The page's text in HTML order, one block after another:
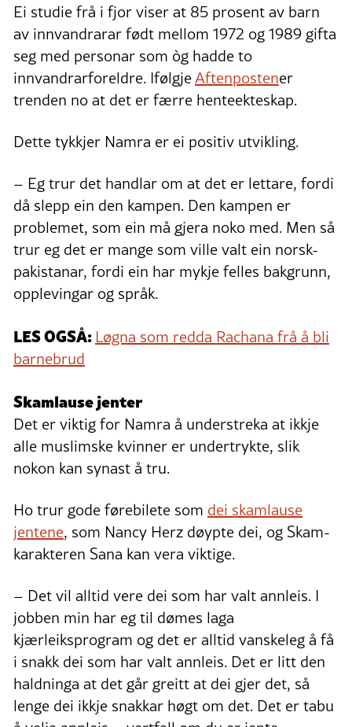
Ei studie frå i fjor viser at 85 prosent av barn
av innvandrarar født mellom 1972 og 1989 gifta
seg med personar som òg hadde to
innvandrarforeldre. IfølgjeAftenpostener
trenden no at det er færre henteekteskap.
Dette tykkjer Namra er ei positiv utvikling.
– Eg trur det handlar om at det er lettare, fordi
då slepp ein den kampen. Den kampen er
problemet, som ein må gjera noko med. Men så
trur eg det er mange som ville valt ein norsk-
pakistanar, fordi ein har mykje felles bakgrunn,
opplevingar og språk.
LES OGSÅ: Løgna som redda Rachana frå å bli
barnebrud
Skamlause jenter
Det er viktig for Namra å understreka at ikkje
alle muslimske kvinner er undertrykte, slik
nokon kan synast å tru.
Ho trur gode førebilete som dei skamlause
jentene, som Nancy Herz døypte dei, og Skam-
karakteren Sana kan vera viktige.
– Det vil alltid vere dei som har valt annleis. I
jobben min har eg til dømes laga
kjærleiksprogram og det er alltid vanskeleg å få
i snakk dei som har valt annleis. Det er litt den
haldninga at det går greitt at dei gjer det, så
lenge dei ikkje snakkar høgt om det. Det er tabu